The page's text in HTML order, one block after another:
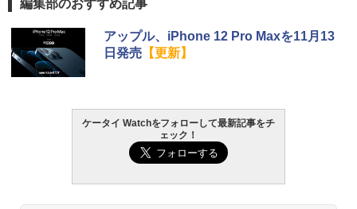
編集部のおすすめ記事
アップル、iPhone 12 Pro Maxを11月13
日発売【更新】
ケータイ Watchをフォローして最新記事をチ
ェック！